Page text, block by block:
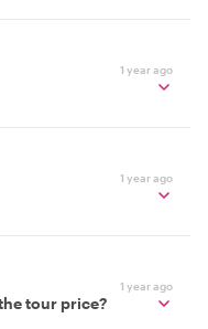
1 year ago
1 year ago
1 year ago
tour price?